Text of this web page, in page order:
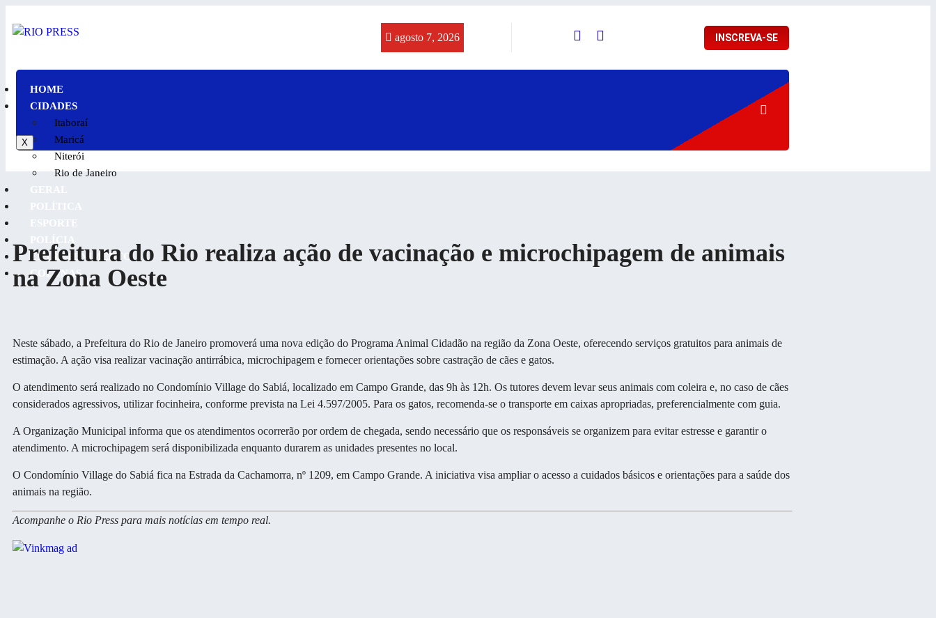
agosto 7, 2026 INSCREVA-SE
HOME
CIDADES
Itaboraí
Maricá
Niterói
Rio de Janeiro
ENTRETENIMENTO
COLUNAS
X
Prefeitura do Rio realiza ação de vacinação e microchipagem de animais
na Zona Oeste
Neste sábado, a Prefeitura do Rio de Janeiro promoverá uma nova edição do Programa Animal Cidadão na região da Zona Oeste, oferecendo serviços gratuitos para animais de
estimação. A ação visa realizar vacinação antirrábica, microchipagem e fornecer orientações sobre castração de cães e gatos.
O atendimento será realizado no Condomínio Village do Sabiá, localizado em Campo Grande, das 9h às 12h. Os tutores devem levar seus animais com coleira e, no caso de cães
considerados agressivos, utilizar focinheira, conforme prevista na Lei 4.597/2005. Para os gatos, recomenda-se o transporte em caixas apropriadas, preferencialmente com guia.
A Organização Municipal informa que os atendimentos ocorrerão por ordem de chegada, sendo necessário que os responsáveis se organizem para evitar estresse e garantir o
atendimento. A microchipagem será disponibilizada enquanto durarem as unidades presentes no local.
O Condomínio Village do Sabiá fica na Estrada da Cachamorra, nº 1209, em Campo Grande. A iniciativa visa ampliar o acesso a cuidados básicos e orientações para a saúde dos
animais na região.
Acompanhe o Rio Press para mais notícias em tempo real.